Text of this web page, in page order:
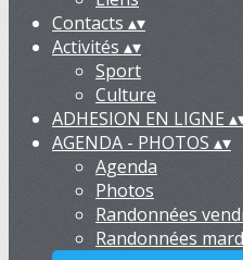
Contacts ▴▾
Activités ▴▾
Sport
Culture
ADHESION EN LIGNE▴
AGENDA - PHOTOS ▴▾
Agenda
Photos
Randonnées
Randonnées